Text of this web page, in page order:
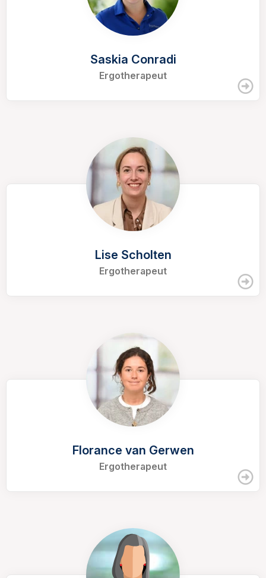
Saskia Conradi
Ergotherapeut
Lise Scholten
Ergotherapeut
Florance van Gerwen
Ergotherapeut